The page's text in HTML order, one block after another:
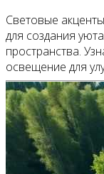
Световые
для создания
пространства.
освещение для